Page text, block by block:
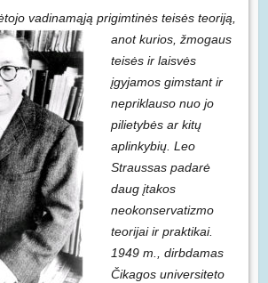
vadinamąją prigimtinės teisės teoriją,
anot kurios, žmogaus
teisės ir laisvės
įgyjamos gimstant ir
nepriklauso nuo jo
pilietybės ar kitų
aplinkybių. Leo
Straussas padarė
daug įtakos
neokonservatizmo
teorijai ir praktikai.
1949 m., dirbdamas
Čikagos universiteto